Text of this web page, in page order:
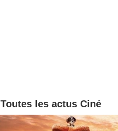
Toutes les actus Ciné